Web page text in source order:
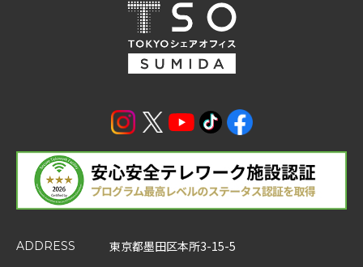
ADDRESS 東京都墨田区本所3-15-5